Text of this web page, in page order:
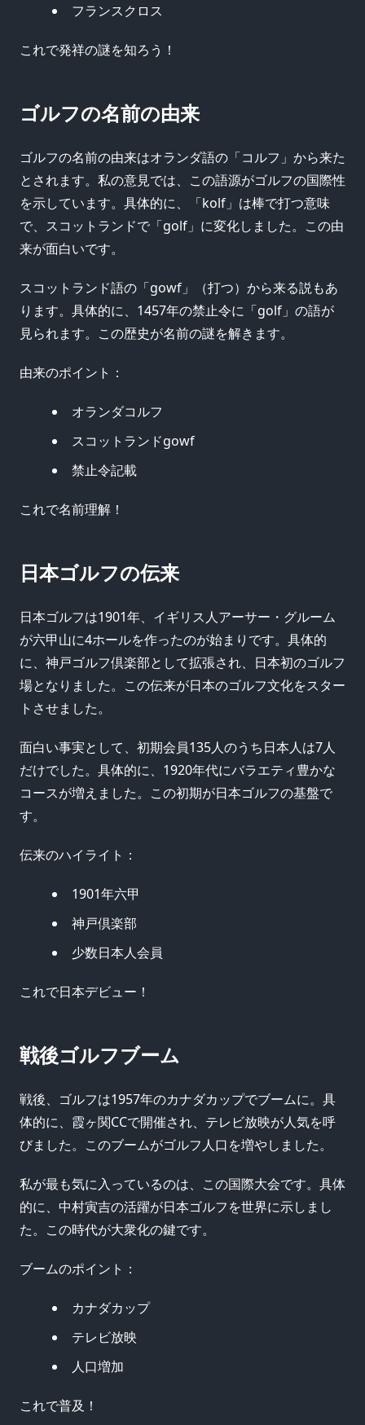
フランスクロス
これで発祥の謎を知ろう！
ゴルフの名前の由来
ゴルフの名前の由来はオランダ語の「コルフ」から来た
とされます。私の意見では、この語源がゴルフの国際性
を示しています。具体的に、「kolf」は棒で打つ意味
で、スコットランドで「golf」に変化しました。この由
来が面白いです。
スコットランド語の「gowf」（打つ）から来る説もあ
ります。具体的に、1457年の禁止令に「golf」の語が
見られます。この歴史が名前の謎を解きます。
由来のポイント：
オランダコルフ
スコットランドgowf
禁止令記載
これで名前理解！
日本ゴルフの伝来
日本ゴルフは1901年、イギリス人アーサー・グルーム
が六甲山に4ホールを作ったのが始まりです。具体的
に、神戸ゴルフ倶楽部として拡張され、日本初のゴルフ
場となりました。この伝来が日本のゴルフ文化をスター
トさせました。
面白い事実として、初期会員135人のうち日本人は7人
だけでした。具体的に、1920年代にバラエティ豊かな
コースが増えました。この初期が日本ゴルフの基盤で
す。
伝来のハイライト：
1901年六甲
神戸倶楽部
少数日本人会員
これで日本デビュー！
戦後ゴルフブーム
戦後、ゴルフは1957年のカナダカップでブームに。具
体的に、霞ヶ関CCで開催され、テレビ放映が人気を呼
びました。このブームがゴルフ人口を増やしました。
私が最も気に入っているのは、この国際大会です。具体
的に、中村寅吉の活躍が日本ゴルフを世界に示しまし
た。この時代が大衆化の鍵です。
ブームのポイント：
カナダカップ
テレビ放映
人口増加
これで普及！